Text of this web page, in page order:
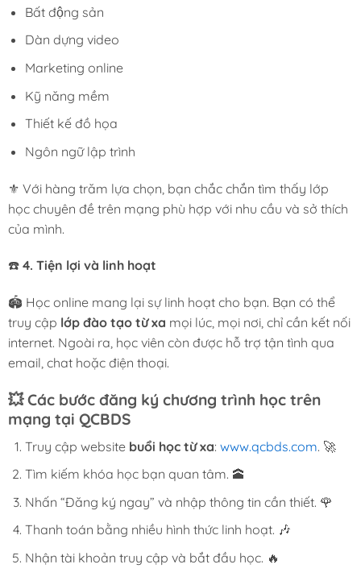
Bất động sản
Dàn dựng video
Marketing online
Kỹ năng mềm
Thiết kế đồ họa
Ngôn ngữ lập trình
⚜️ Với hàng trăm lựa chọn, bạn chắc chắn tìm thấy lớp
học chuyên đề trên mạng phù hợp với nhu cầu và sở thích
của mình.
☎️ 4. Tiện lợi và linh hoạt
🏟️ Học online mang lại sự linh hoạt cho bạn. Bạn có thể
truy cập lớp đào tạo từ xa mọi lúc, mọi nơi, chỉ cần kết nối
internet. Ngoài ra, học viên còn được hỗ trợ tận tình qua
email, chat hoặc điện thoại.
💥Các bước đăng ký chương trình học trên
mạng tại QCBDS
Truy cập website buổi học từ xa: www.qcbds.com. 🚀
Tìm kiếm khóa học bạn quan tâm. 🕋
Nhấn “Đăng ký ngay” và nhập thông tin cần thiết. 🌹
Thanh toán bằng nhiều hình thức linh hoạt. 🎶
Nhận tài khoản truy cập và bắt đầu học. 🔥